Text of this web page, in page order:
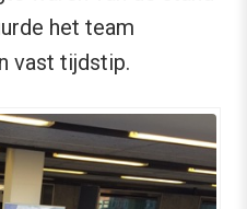
het team
vast tijdstip.